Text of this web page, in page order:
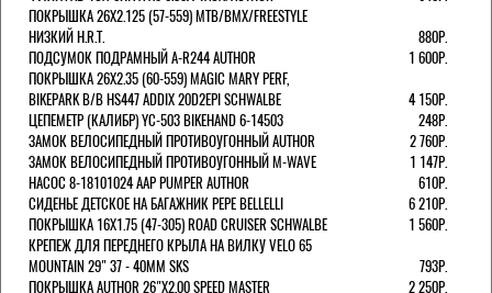
ПОКРЫШКА 26X2.125 (57-559) MTB/BMX/FREESTYLE
НИЗКИЙ H.R.T.
880Р.
ПОДСУМОК ПОДРАМНЫЙ A-R244 AUTHOR
1 600Р.
ПОКРЫШКА 26X2.35 (60-559) MAGIC MARY PERF,
BIKEPARK B/B HS447 ADDIX 20D2EPI SCHWALBE
4 150Р.
ЦЕПЕМЕТР (КАЛИБР) YC-503 BIKEHAND 6-14503
248Р.
ЗАМОК ВЕЛОСИПЕДНЫЙ ПРОТИВОУГОННЫЙ AUTHOR
2 760Р.
ЗАМОК ВЕЛОСИПЕДНЫЙ ПРОТИВОУГОННЫЙ M-WAVE
1 147Р.
НАСОС 8-18101024 AAP PUMPER AUTHOR
610Р.
СИДЕНЬЕ ДЕТСКОЕ НА БАГАЖНИК PEPE BELLELLI
6 210Р.
ПОКРЫШКА 16X1.75 (47-305) ROAD CRUISER SCHWALBE
1 560Р.
КРЕПЕЖ ДЛЯ ПЕРЕДНЕГО КРЫЛА НА ВИЛКУ VELO 65
MOUNTAIN 29" 37 - 40ММ SKS
793Р.
ПОКРЫШКА AUTHOR 26"Х2,00 SPEED MASTER
2 250Р.